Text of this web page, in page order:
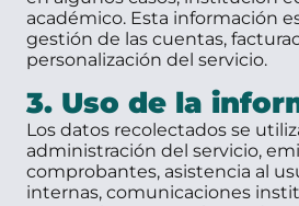
académico. Esta información
gestión de las cuentas,
personalización del servicio.
3. Uso de la
Los datos recolectados se
administración del servicio,
comprobantes, asistencia al
internas, comunicaciones